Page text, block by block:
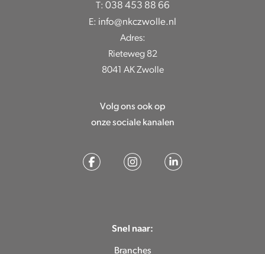
T: 038 453 88 66
E: info@nkczwolle.nl
Adres:
Rieteweg 82
8041 AK Zwolle
Volg ons ook op
onze sociale kanalen
Snel naar:
Branches